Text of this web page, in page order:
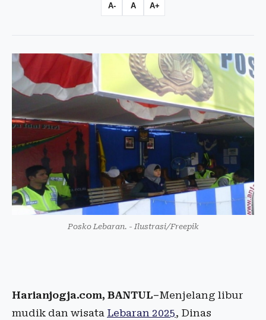
A- A A+
Posko Lebaran. - Ilustrasi/Freepik
Harianjogja.com, BANTUL–Menjelang libur
mudik dan wisata Lebaran 2025, Dinas